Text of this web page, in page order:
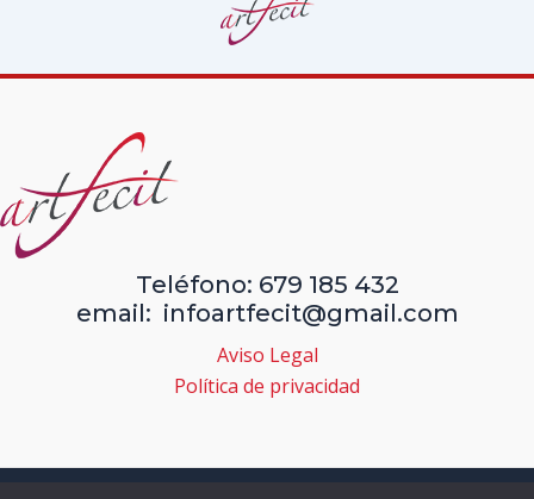
Teléfono: 679 185 432
email: infoartfecit@gmail.com
Aviso Legal
Política de privacidad